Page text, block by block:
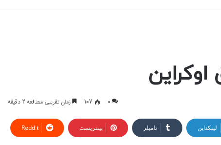
0
107 زمان تقریبی مطالعه 2 دقیقه
لینکداین تامبلر پینتریست Reddit